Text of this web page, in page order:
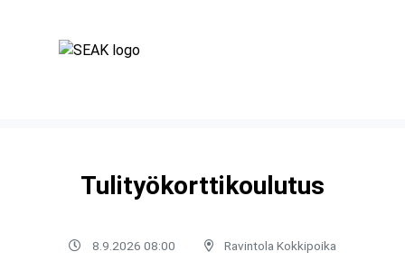
Tulityökorttikoulutus
8.9.2026 08:00 Ravintola Kokkipoika